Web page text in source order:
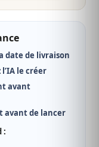
date de livraison
le créer
avant
avant de lancer
: